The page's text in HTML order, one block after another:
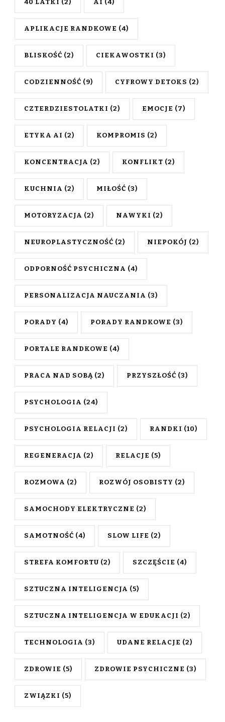
40 LATKI (2) AI (4)
APLIKACJE RANDKOWE (4)
BLISKOŚĆ (2) CIEKAWOSTKI (3)
CODZIENNOŚĆ (9) CYFROWY DETOKS (2)
CZTERDZIESTOLATKI (2) EMOCJE (7)
ETYKA AI (2) KOMPROMIS (2)
KONCENTRACJA (2) KONFLIKT (2)
KUCHNIA (2) MIŁOŚĆ (3)
MOTORYZACJA (2) NAWYKI (2)
NEUROPLASTYCZNOŚĆ (2) NIEPOKÓJ (2)
ODPORNOŚĆ PSYCHICZNA (4)
PERSONALIZACJA NAUCZANIA (3)
PORADY (4) PORADY RANDKOWE (3)
PORTALE RANDKOWE (4)
PRACA NAD SOBĄ (2) PRZYSZŁOŚĆ (3)
PSYCHOLOGIA (24)
PSYCHOLOGIA RELACJI (2) RANDKI (10)
REGENERACJA (2) RELACJE (5)
ROZMOWA (2) ROZWÓJ OSOBISTY (2)
SAMOCHODY ELEKTRYCZNE (2)
SAMOTNOŚĆ (4) SLOW LIFE (2)
STREFA KOMFORTU (2) SZCZĘŚCIE (4)
SZTUCZNA INTELIGENCJA (5)
SZTUCZNA INTELIGENCJA W EDUKACJI (2)
TECHNOLOGIA (3) UDANE RELACJE (2)
ZDROWIE (5) ZDROWIE PSYCHICZNE (3)
ZWIĄZKI (5)